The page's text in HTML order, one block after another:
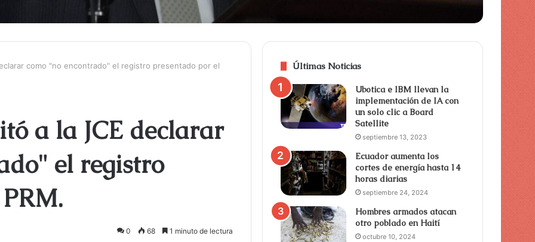
como "no encontrado" el registro presentado por el
a la JCE declarar
el registro
0 68 1 minuto de lectura
Últimas Noticias
Ubotica e IBM llevan la
implementación de IA con
un solo clic a Board
Satellite
septiembre 13, 2023
Ecuador aumenta los
cortes de energía hasta 14
horas diarias
septiembre 24, 2024
Hombres armados atacan
otro poblado en Haití
octubre 10, 2024